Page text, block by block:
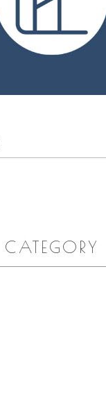
CATEGORY